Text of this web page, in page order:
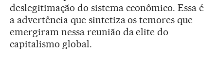
deslegitimação do sistema econômico. Essa é
a advertência que sintetiza os temores que
emergiram nessa reunião da elite do
capitalismo global.